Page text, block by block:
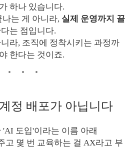
하나 있습니다.
나는 게 아니라, 실제 운영까지 끌
는 점입니다.
라, 조직에 정착시키는 과정까
한다는 것이죠.
정 배포가 아닙니다
도입'이라는 이름 아래
고 몇 번 교육하는 걸 AX라고 부